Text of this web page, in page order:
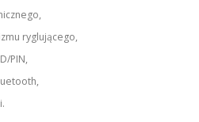
ryglującego,
PIN,